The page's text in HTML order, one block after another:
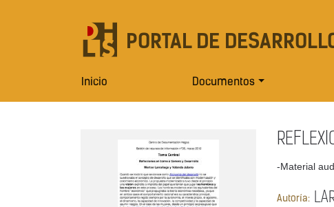
PORTAL DE
Inicio Documentos
-Material
Autoría: